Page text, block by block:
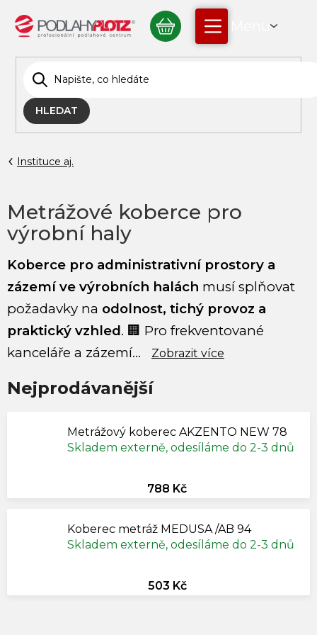
obsah
HLEDAT
NÁKUPNÍ
KOŠÍK
Instituce aj.
Metrážové koberce pro
výrobní haly
Koberce pro administrativní prostory a
zázemí ve výrobních halách musí splňovat
požadavky na odolnost, tichý provoz a
praktický vzhled. 🏢 Pro frekventované
kanceláře a zázemí...
Zobrazit více
Nejprodávanější
Metrážový koberec AKZENTO NEW 78
Skladem externě, odesíláme do 2-3 dnů
788 Kč
Koberec metráž MEDUSA /AB 94
Skladem externě, odesíláme do 2-3 dnů
503 Kč